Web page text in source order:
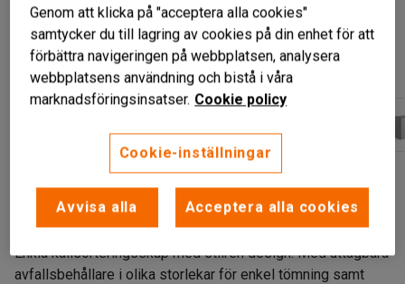
För smidig källsortering
Ljudlös stängning
Enkla källsorteringsskåp med stilren design. Med uttagbara
avfallsbehållare i olika storlekar för enkel tömning samt
Genom att klicka på "acceptera alla cookies"
samtycker du till lagring av cookies på din enhet för att
förbättra navigeringen på webbplatsen, analysera
webbplatsens användning och bistå i våra
marknadsföringsinsatser. Cookie policy
Cookie-inställningar
Avvisa alla Acceptera alla cookies